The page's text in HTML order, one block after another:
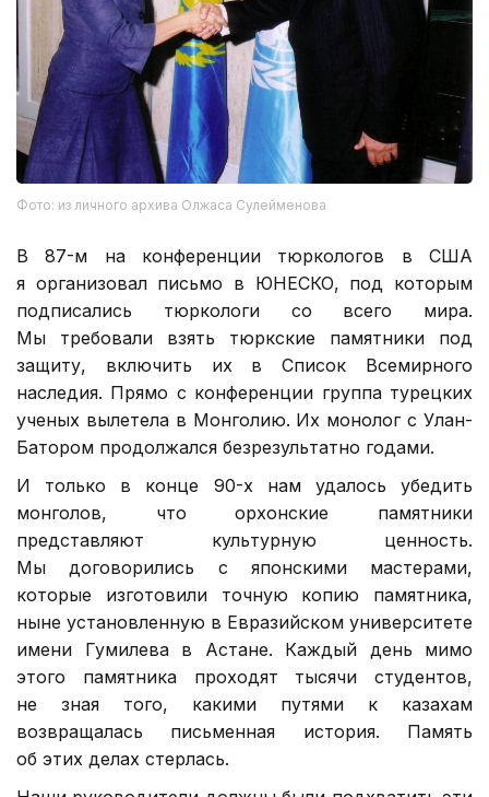
Фото: из личного архива Олжаса Сулейменова
В 87-м на конференции тюркологов в США
я организовал письмо в ЮНЕСКО, под которым
подписались тюркологи со всего мира.
Мы требовали взять тюркские памятники под
защиту, включить их в Список Всемирного
наследия. Прямо с конференции группа турецких
ученых вылетела в Монголию. Их монолог с Улан-
Батором продолжался безрезультатно годами.
И только в конце 90-х нам удалось убедить
монголов, что орхонские памятники
представляют культурную ценность.
Мы договорились с японскими мастерами,
которые изготовили точную копию памятника,
ныне установленную в Евразийском университете
имени Гумилева в Астане. Каждый день мимо
этого памятника проходят тысячи студентов,
не зная того, какими путями к казахам
возвращалась письменная история. Память
об этих делах стерлась.